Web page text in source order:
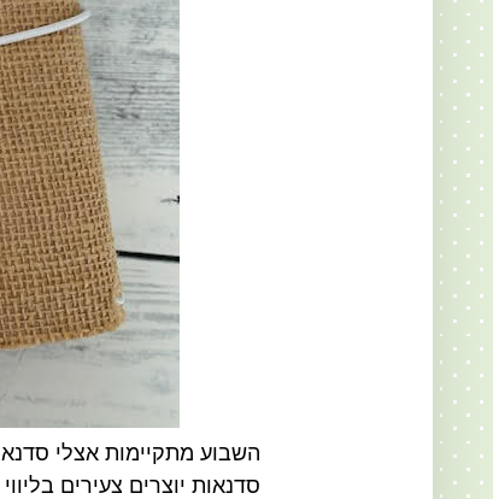
השבוע מתקיימות אצלי
סדנאות יוצרים צעירים